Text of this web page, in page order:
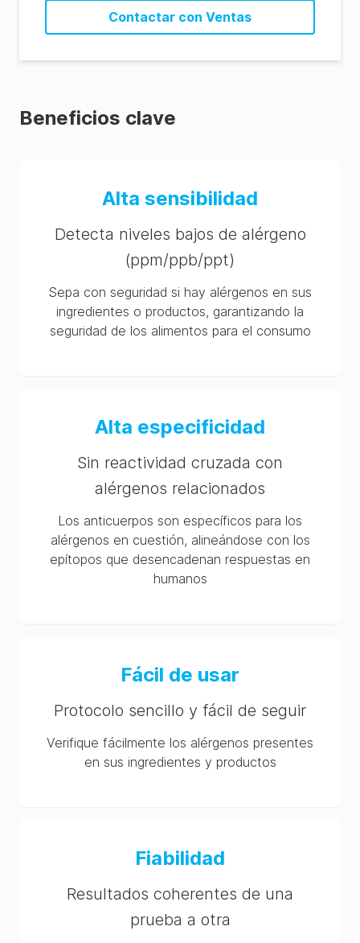
AlerTox® ELISA Histamine (96 wells) KIT3065
AlerTox® ELISA Histamine (96 wells) KIT3065
SDS (TH-th)
AlerTox® ELISA Histamine (96 wells) KIT3065
AlerTox® ELISA Histamine (96 wells) KIT3065
SDS (FR-fr)
AlerTox® ELISA Histamine (96 wells) KIT3065
SDS (DE-de)
AlerTox® ELISA Histamine (96 wells) KIT3065
Contactar con Ventas
Beneficios clave
Alta sensibilidad
Detecta niveles bajos de alérgeno
(ppm/ppb/ppt)
Sepa con seguridad si hay alérgenos en sus
ingredientes o productos, garantizando la
seguridad de los alimentos para el consumo
Alta especificidad
Sin reactividad cruzada con
alérgenos relacionados
Los anticuerpos son específicos para los
alérgenos en cuestión, alineándose con los
epítopos que desencadenan respuestas en
humanos
Fácil de usar
Protocolo sencillo y fácil de seguir
Verifique fácilmente los alérgenos presentes
en sus ingredientes y productos
Fiabilidad
Resultados coherentes de una
prueba a otra